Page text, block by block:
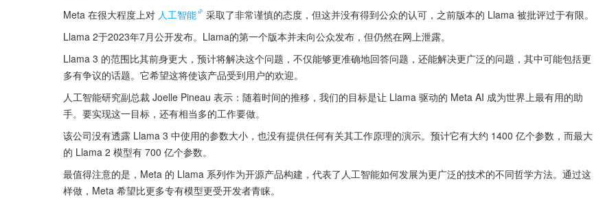
Meta 在很大程度上对 人工智能
采取了非常谨慎的态度，但这并没有得到公众的认可，之前版本的 Llama 被批评过于有限。
Llama 2于2023年7月公开发布。Llama的第一个版本并未向公众发布，但仍然在网上泄露。
Llama 3 的范围比其前身更大，预计将解决这个问题，不仅能够更准确地回答问题，还能解决更广泛的问题，其中可能包括更
多有争议的话题。它希望这将使该产品受到用户的欢迎。
人工智能研究副总裁 Joelle Pineau 表示：随着时间的推移，我们的目标是让 Llama 驱动的 Meta AI 成为世界上最有用的助
手。要实现这一目标，还有相当多的工作要做。
该公司没有透露 Llama 3 中使用的参数大小，也没有提供任何有关其工作原理的演示。预计它有大约 1400 亿个参数，而最大
的 Llama 2 模型有 700 亿个参数。
最值得注意的是，Meta 的 Llama 系列作为开源产品构建，代表了人工智能如何发展为更广泛的技术的不同哲学方法。通过这
样做，Meta 希望比更多专有模型更受开发者青睐。